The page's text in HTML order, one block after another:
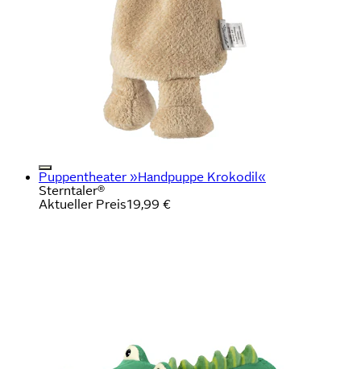
Puppentheater »Handpuppe Krokodil«
Sterntaler®
Aktueller Preis19,99 €